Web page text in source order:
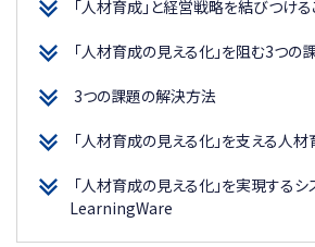
「人材育成」と経営戦略を結びつけ
「人材育成の見える化」を阻む3つの
3つの課題の解決方法
「人材育成の見える化」を支える人材
「人材育成の見える化」を実現するシ
LearningWare